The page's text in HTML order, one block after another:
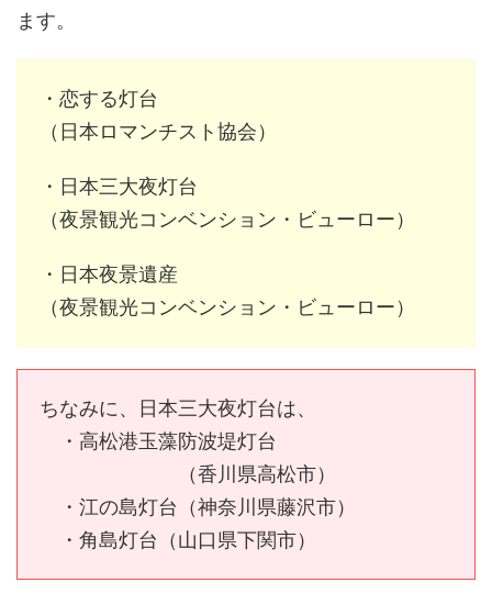
ます。
・恋する灯台
（日本ロマンチスト協会）
・日本三大夜灯台
（夜景観光コンベンション・ビューロー）
・日本夜景遺産
（夜景観光コンベンション・ビューロー）
ちなみに、日本三大夜灯台は、
・高松港玉藻防波堤灯台
（香川県高松市）
・江の島灯台（神奈川県藤沢市）
・角島灯台（山口県下関市）